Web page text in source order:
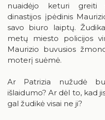
Žaidimai
Pr An
nuaidėjo keturi greiti
dinastijos įpėdinis
savo biuro laiptų.
metų miesto policijos
Maurizio buvusios
moterį suėmė.
Ar Patrizia nužudė
išlaidumo? Ar dėl to, kad
gal žudikė visai ne ji?